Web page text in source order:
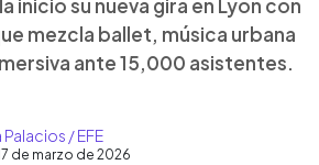
inició su nueva gira en Lyon con
mezcla ballet, música urbana
ante 15,000 asistentes.
/ EFE
de marzo de 2026